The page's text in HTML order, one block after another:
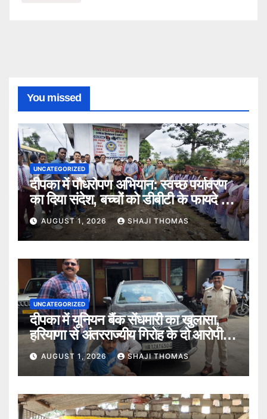
You missed
UNCATEGORIZED
दीपका में पौधरोपण अभियान: स्वच्छ पर्यावरण
का दिया संदेश, बच्चों को डीबीटी के फायदे भी
बताए।
AUGUST 1, 2026 SHAJI THOMAS
UNCATEGORIZED
दीपका में यूनियन बैंक सेंधमारी का खुलासा,
हरियाणा से अंतरराज्यीय गिरोह के दो आरोपी
गिरफ्तार।
AUGUST 1, 2026 SHAJI THOMAS